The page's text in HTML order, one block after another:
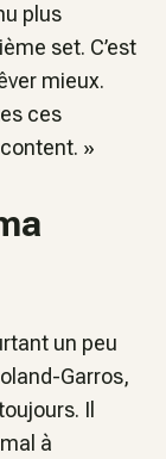
plus
set. C’est
mieux.
ces
. »
un peu
Garros,
Il
à